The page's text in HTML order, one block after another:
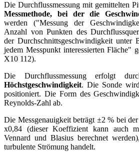
Die Durchflussmessung mit gemittelten
Messmethode, bei der die
werden ("Messung der
Anzahl von Punkten des
der Durchschnittsgeschwindigkeit unter
jedem Messpunkt interessierten Fläche"
X10 112).
Die Durchflussmessung erfolgt
Höchstgeschwindigkeit. Die Sonde
positioniert. Die Form des
Reynolds-Zahl ab.
Die Messgenauigkeit beträgt ±2 % bei
x0,84 (dieser Koeffizient kann auch
Vennard und Blasius berechnet
turbulente Strömung handelt.